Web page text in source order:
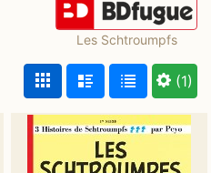
Les Schtroumpfs
(1)